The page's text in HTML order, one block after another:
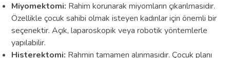
Miyomektomi: Rahim korunarak miyomların çıkarılmasıdır.
Özellikle çocuk sahibi olmak isteyen kadınlar için önemli bir
seçenektir. Açık, laparoskopik veya robotik yöntemlerle
yapılabilir.
Histerektomi: Rahmin tamamen alınmasıdır. Çocuk planı